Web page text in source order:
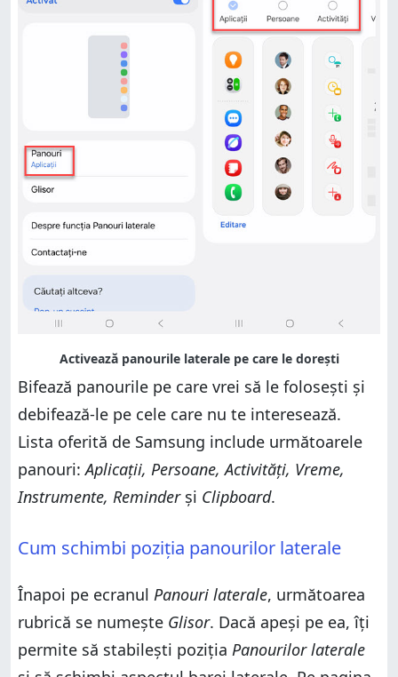
Bifează panourile pe care vrei să le folosești și
debifează-le pe cele care nu te interesează.
Lista oferită de Samsung include următoarele
panouri:Aplicații, Persoane, Activități, Vreme,
Instrumente, Reminderși Clipboard.
Cum schimbi poziția panourilor laterale
Înapoi pe ecranul Panouri laterale, următoarea
rubrică se numește Glisor. Dacă apeși pe ea, îți
permite să stabilești poziția Panourilor laterale